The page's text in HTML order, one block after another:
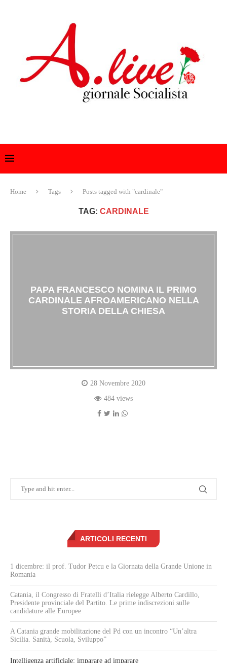
Home Tags Posts tagged with "cardinale"
TAG: CARDINALE
PAPA FRANCESCO NOMINA IL PRIMO
CARDINALE AFROAMERICANO NELLA
STORIA DELLA CHIESA
28 Novembre 2020
484 views
ARTICOLI RECENTI
1 dicembre: il prof. Tudor Petcu e la Giornata della Grande Unione in
Romania
Catania, il Congresso di Fratelli d’Italia rielegge Alberto Cardillo,
Presidente provinciale del Partito. Le prime indiscrezioni sulle
candidature alle Europee
A Catania grande mobilitazione del Pd con un incontro “Un’altra
Sicilia. Sanità, Scuola, Sviluppo”
Intelligenza artificiale: imparare ad imparare